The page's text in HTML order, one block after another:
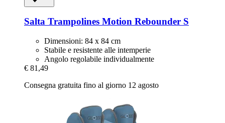
Salta Trampolines Motion Rebounder S
Dimensioni: 84 x 84 cm
Stabile e resistente alle intemperie
Angolo regolabile individualmente
€ 81,49
Consegna gratuita fino al giorno 12 agosto